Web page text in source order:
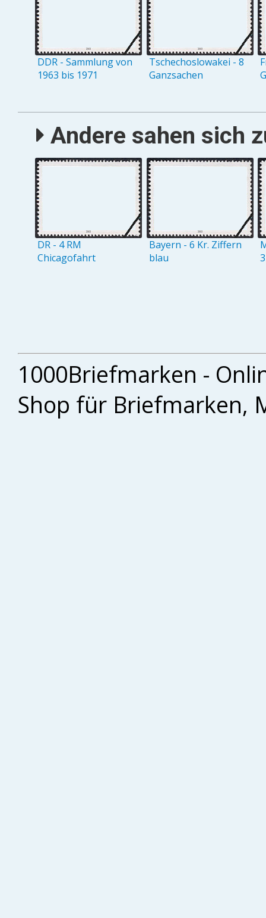
DDR - Sammlung von
1963 bis 1971
Tschechoslowakei - 8
Ganzsachen
Andere sahen sich
DR - 4 RM
Chicagofahrt
Bayern - 6 Kr. Ziffern
blau
1000Briefmarken -
Shop für Briefmarken,